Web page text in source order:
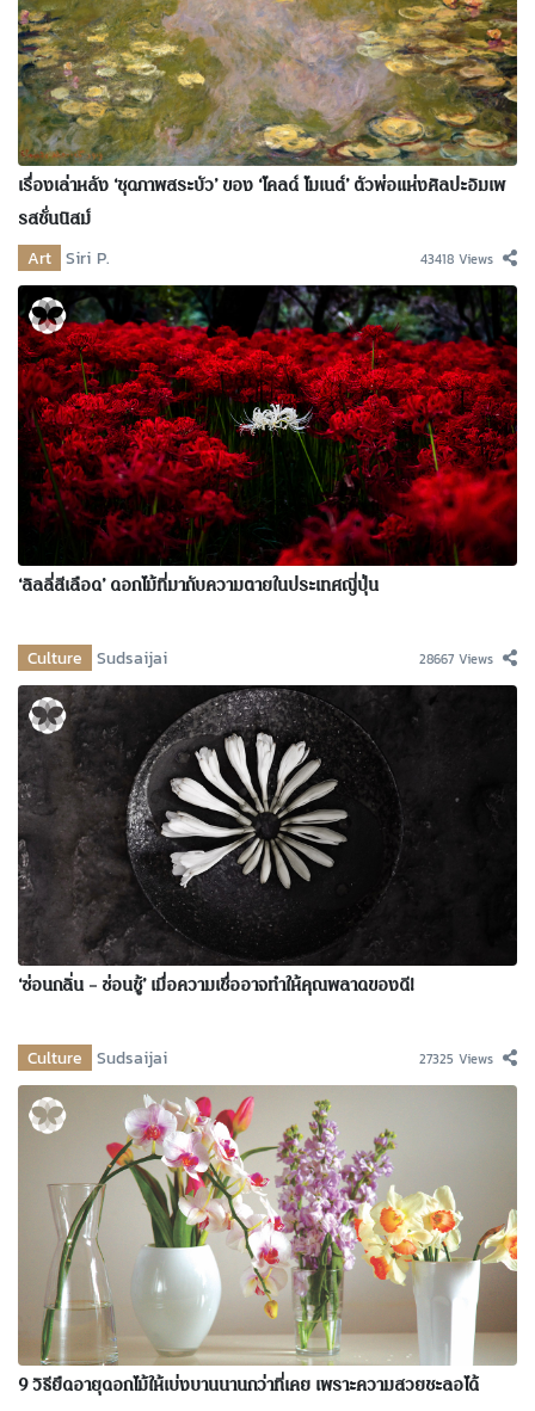
เรื่องเล่าหลัง ‘ชุดภาพสระบัว’ ของ ‘โคลด์ โมเนต์’ ตัวพ่อแห่งศิลปะอิมเพ
รสชั่นนิสม์
Art Siri P. 43418 Views
‘ลิลลี่สีเลือด’ ดอกไม้ที่มากับความตายในประเทศญี่ปุ่น
Culture Sudsaijai 28667 Views
‘ซ่อนกลิ่น – ซ่อนชู้’ เมื่อความเชื่ออาจทำให้คุณพลาดของดี!
Culture Sudsaijai 27325 Views
9 วิธียืดอายุดอกไม้ให้เบ่งบานนานกว่าที่เคย เพราะความสวยชะลอได้